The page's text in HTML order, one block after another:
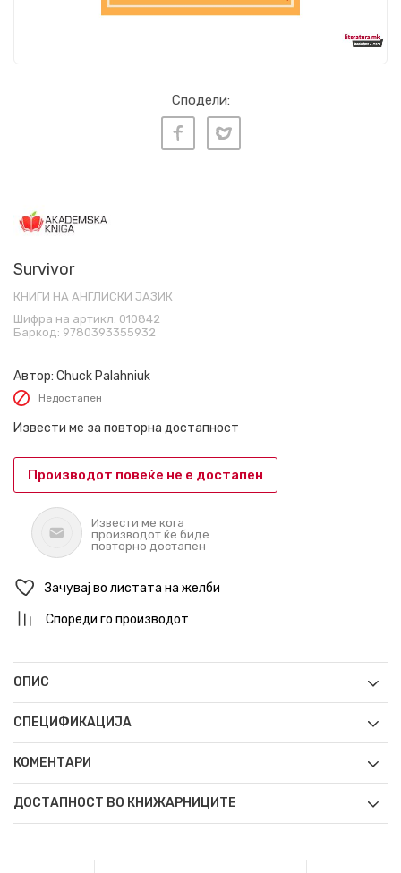
Сподели:
Survivor
КНИГИ НА АНГЛИСКИ ЈАЗИК
Шифра на артикл: 010842
Баркод: 9780393355932
Автор: Chuck Palahniuk
Недостапен
Извести ме за повторна достапност
Производот повеќе не е достапен
Извести ме кога
производот ќе биде
повторно достапен
Зачувај во листата на желби
Спореди го производот
ОПИС
СПЕЦИФИКАЦИЈА
КОМЕНТАРИ
ДОСТАПНОСТ ВО КНИЖАРНИЦИТЕ